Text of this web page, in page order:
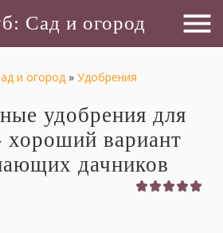
Сад и огород menu
и огород » Удобрения
удобрения для
хороший вариант
дачников